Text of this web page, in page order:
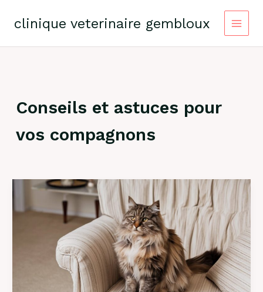
contentclinique veterinaire gembloux
Conseils et astuces pour
vos compagnons